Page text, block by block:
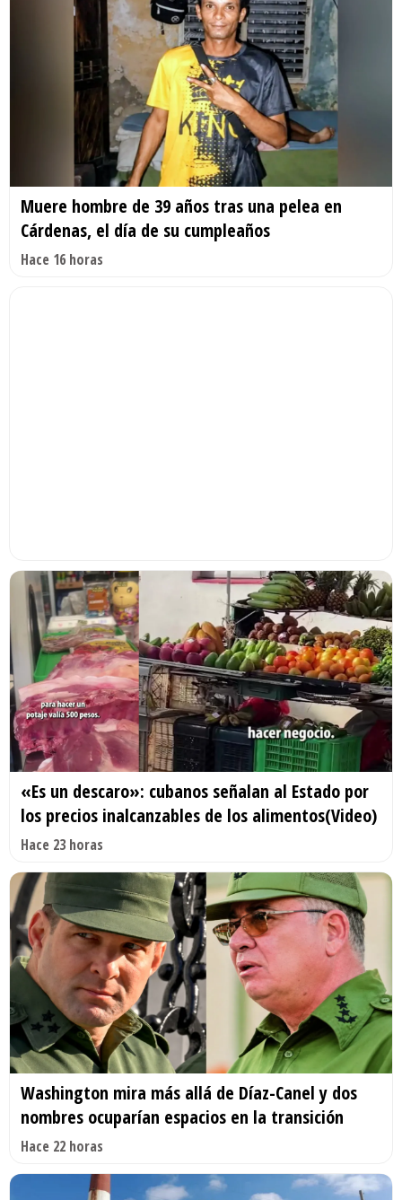
Muere hombre de 39 años tras una pelea en
Cárdenas, el día de su cumpleaños
Hace 16 horas
«Es un descaro»: cubanos señalan al Estado por
los precios inalcanzables de los alimentos(Video)
Hace 23 horas
Washington mira más allá de Díaz-Canel y dos
nombres ocuparían espacios en la transición
Hace 22 horas